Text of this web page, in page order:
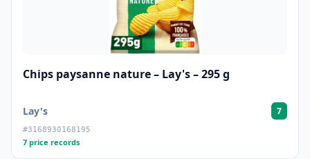
Chips paysanne nature – Lay's – 295 g
Lay's 7
#3168930168195
7 price records